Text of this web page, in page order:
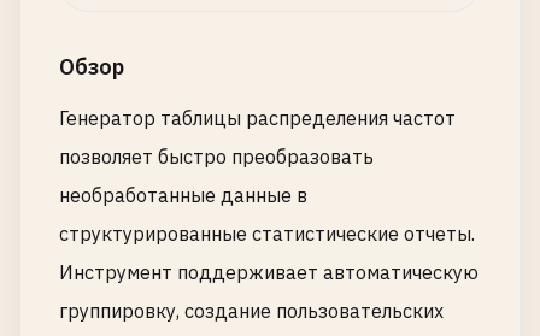
Обзор
Генератор таблицы распределения частот
позволяет быстро преобразовать
необработанные данные в
структурированные статистические отчеты.
Инструмент поддерживает автоматическую
группировку, создание пользовательских